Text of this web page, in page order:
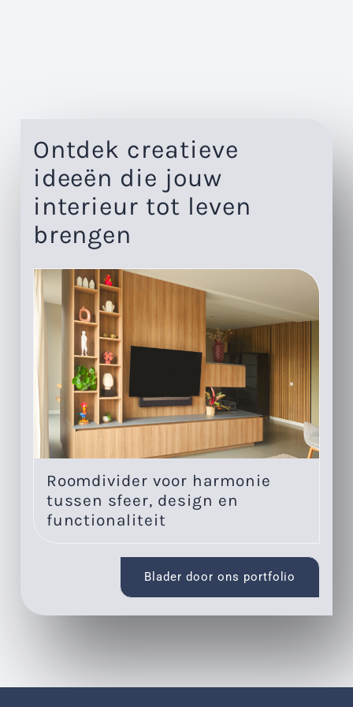
Ontdek creatieve
ideeën die jouw
interieur tot leven
brengen
Roomdivider voor harmonie
tussen sfeer, design en
functionaliteit
Blader door ons portfolio